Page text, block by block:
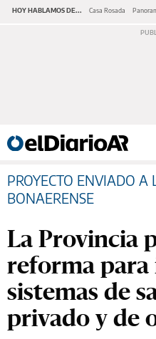
HOY HABLAMOS DE... Casa Rosada
PROYECTO ENVIADO A
BONAERENSE
La Provincia
reforma
sistemas de
privado y de